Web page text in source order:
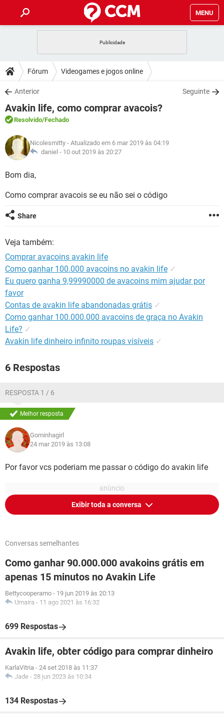
MENU
CELULAR FACEBOOK
OUTLOOK
INSTAGRAM GMAIL
GUIA DE COMPRAS
DICAS
JOGOS WHATSAPP
OUTLOOK
INSTAGRAM
GUIA DE COMPRAS
DOWNLOADS
JOGOS WHATSAPP
CELULAR
OUTLOOK EXCEL
INSTAGRAM
GUIA DE COMPRAS
FÓRUM
JOGOS
CELULAR FACEBOOK
GLOSSÁRIO
JOGOS
CELULAR
OUTLOOK EXCEL
INSTAGRAM
Fórum Videogames e jogos online
Anterior Seguinte
Avakin life, como comprar avacois?
Resolvido/Fechado
Nicolesmitty - Atualizado em 6 mar 2019 às 04:19
daniel - 10 out 2019 às 20:27
Bom dia,
Como comprar avacois se eu não sei o código
Share
Veja também:
Comprar avacoins avakin life
Como ganhar 100.000 avacoins no avakin life ✓
Eu quero ganha 9,99990000 de avacoins mim ajudar por
favor
Contas de avakin life abandonadas grátis ✓
Como ganhar 100.000.000 avacoins de graça no Avakin
Life? ✓
Avakin life dinheiro infinito roupas visíveis ✓
6 Respostas
RESPOSTA 1 / 6
Melhor resposta
Gominhagirl
24 mar 2019 às 13:08
Por favor vcs poderiam me passar o código do avakin life
Exibir toda a conversa
Conversas semelhantes
Como ganhar 90.000.000 avakoins grátis em
apenas 15 minutos no Avakin Life
Bettycooperamo - 19 jun 2019 às 20:13
Umaira - 11 ago 2021 às 16:32
699 Respostas
Avakin life, obter código para comprar dinheiro
KarlaVitria - 24 set 2018 às 11:37
Jade - 28 jun 2023 às 10:34
134 Respostas